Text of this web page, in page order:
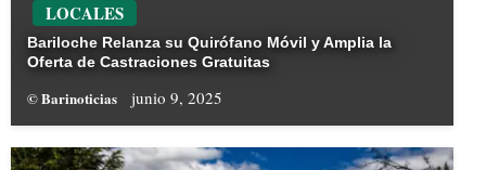
LOCALES
Bariloche Relanza su Quirófano Móvil y Amplia la
Oferta de Castraciones Gratuitas
© Barinoticias junio 9, 2025